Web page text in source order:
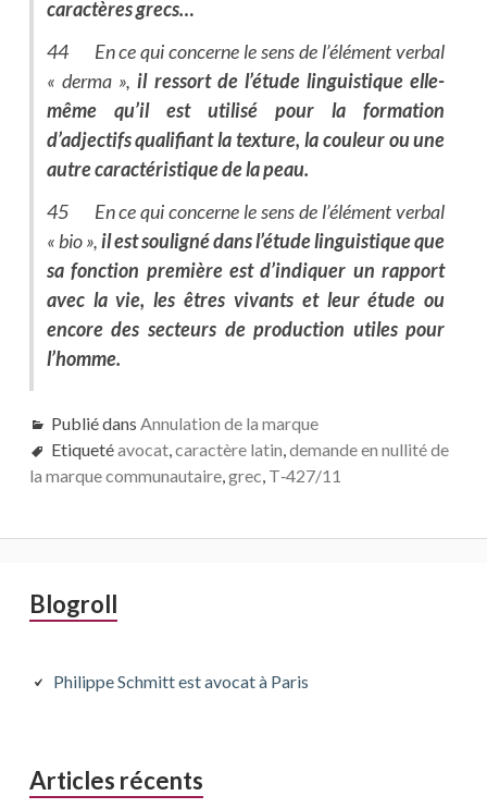
caractères grecs…
44 En ce qui concerne le sens de l’élément verbal
« derma », il ressort de l’étude linguistique elle-
même qu’il est utilisé pour la formation
d’adjectifs qualifiant la texture, la couleur ou une
autre caractéristique de la peau.
45 En ce qui concerne le sens de l’élément verbal
« bio »,il est souligné dans l’étude linguistique que
sa fonction première est d’indiquer un rapport
avec la vie, les êtres vivants et leur étude ou
encore des secteurs de production utiles pour
l’homme.
Publié dans Annulation de la marque
Etiquetéavocat,caractère latin,demande en nullité de
la marque communautaire,grec, T‑427/11
Barre
principale
Blogroll
Philippe Schmitt est avocat à Paris
Articles récents